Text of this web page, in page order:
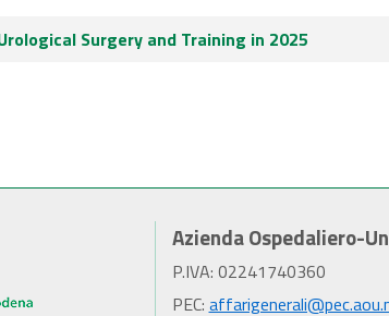
Surgery and Training in 2025
Azienda Ospedaliero-
P.IVA: 02241740360
PEC: